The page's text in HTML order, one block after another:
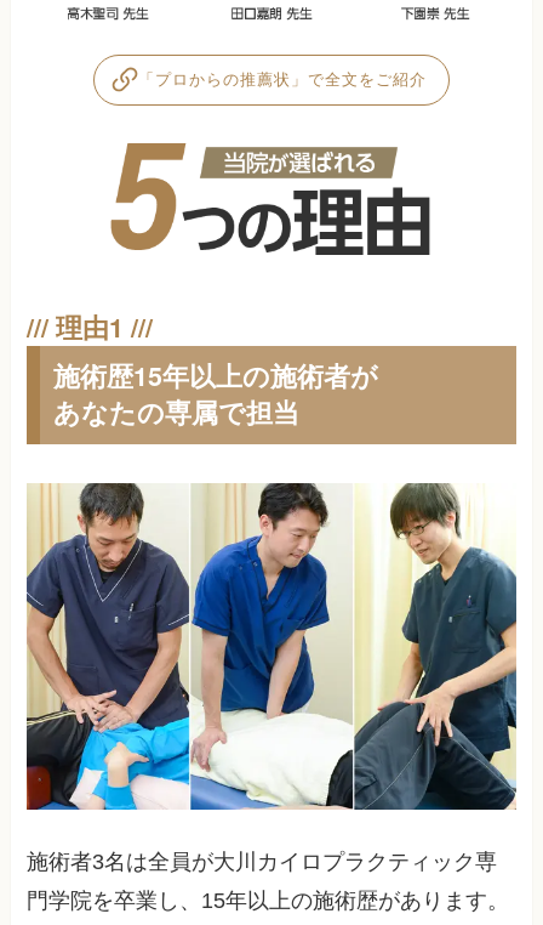
「プロからの推薦状」で全文をご紹介
施術歴15年以上の施術者が
あなたの専属で担当
施術者3名は全員が大川カイロプラクティック専
門学院を卒業し、15年以上の施術歴があります。